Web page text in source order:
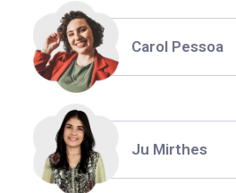
Carol Pessoa
Ju Mirthes